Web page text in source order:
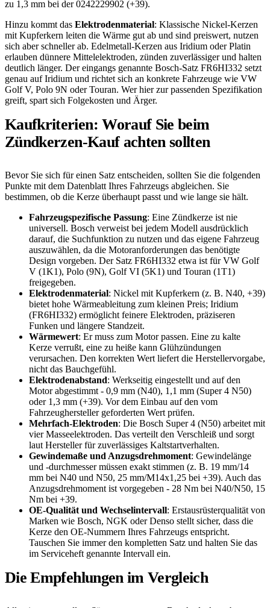
zu 1,3 mm bei der 0242229902 (+39).
Hinzu kommt das Elektrodenmaterial: Klassische Nickel-Kerzen
mit Kupferkern leiten die Wärme gut ab und sind preiswert, nutzen
sich aber schneller ab. Edelmetall-Kerzen aus Iridium oder Platin
erlauben dünnere Mittelelektroden, zünden zuverlässiger und halten
deutlich länger. Der eingangs genannte Bosch-Satz FR6HI332 setzt
genau auf Iridium und richtet sich an konkrete Fahrzeuge wie VW
Golf V, Polo 9N oder Touran. Wer hier zur passenden Spezifikation
greift, spart sich Folgekosten und Ärger.
Kaufkriterien: Worauf Sie beim
Zündkerzen-Kauf achten sollten
Bevor Sie sich für einen Satz entscheiden, sollten Sie die folgenden
Punkte mit dem Datenblatt Ihres Fahrzeugs abgleichen. Sie
bestimmen, ob die Kerze überhaupt passt und wie lange sie hält.
Fahrzeugspezifische Passung: Eine Zündkerze ist nie
universell. Bosch verweist bei jedem Modell ausdrücklich
darauf, die Suchfunktion zu nutzen und das eigene Fahrzeug
auszuwählen, da die Motoranforderungen das benötigte
Design vorgeben. Der Satz FR6HI332 etwa ist für VW Golf
V (1K1), Polo (9N), Golf VI (5K1) und Touran (1T1)
freigegeben.
Elektrodenmaterial: Nickel mit Kupferkern (z. B. N40, +39)
bietet hohe Wärmeableitung zum kleinen Preis; Iridium
(FR6HI332) ermöglicht feinere Elektroden, präziseren
Funken und längere Standzeit.
Wärmewert: Er muss zum Motor passen. Eine zu kalte
Kerze verrußt, eine zu heiße kann Glühzündungen
verursachen. Den korrekten Wert liefert die Herstellervorgabe,
nicht das Bauchgefühl.
Elektrodenabstand: Werkseitig eingestellt und auf den
Motor abgestimmt - 0,9 mm (N40), 1,1 mm (Super 4 N50)
oder 1,3 mm (+39). Vor dem Einbau auf den vom
Fahrzeughersteller geforderten Wert prüfen.
Mehrfach-Elektroden: Die Bosch Super 4 (N50) arbeitet mit
vier Masseelektroden. Das verteilt den Verschleiß und sorgt
laut Hersteller für zuverlässiges Kaltstartverhalten.
Gewindemaße und Anzugsdrehmoment: Gewindelänge
und -durchmesser müssen exakt stimmen (z. B. 19 mm/14
mm bei N40 und N50, 25 mm/M14x1,25 bei +39). Auch das
Anzugsdrehmoment ist vorgegeben - 28 Nm bei N40/N50, 15
Nm bei +39.
OE-Qualität und Wechselintervall: Erstausrüsterqualität von
Marken wie Bosch, NGK oder Denso stellt sicher, dass die
Kerze den OE-Nummern Ihres Fahrzeugs entspricht.
Tauschen Sie immer den kompletten Satz und halten Sie das
im Serviceheft genannte Intervall ein.
Die Empfehlungen im Vergleich